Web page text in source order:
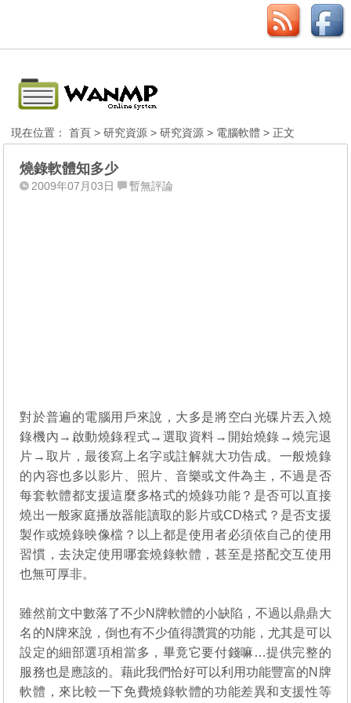
現在位置：首頁 >研究資源 >研究資源 > 電腦軟體 > 正文
燒錄軟體知多少
2009年07月03日 暫無評論
對於普遍的電腦用戶來說，大多是將空白光碟片丟入燒
錄機內→啟動燒錄程式→選取資料→開始燒錄→燒完退
片→取片，最後寫上名字或註解就大功告成。一般燒錄
的內容也多以影片、照片、音樂或文件為主，不過是否
每套軟體都支援這麼多格式的燒錄功能？是否可以直接
燒出一般家庭播放器能讀取的影片或CD格式？是否支援
製作或燒錄映像檔？以上都是使用者必須依自己的使用
習慣，去決定使用哪套燒錄軟體，甚至是搭配交互使用
也無可厚非。
雖然前文中數落了不少N牌軟體的小缺陷，不過以鼎鼎大
名的N牌來說，倒也有不少值得讚賞的功能，尤其是可以
設定的細部選項相當多，畢竟它要付錢嘛…提供完整的
服務也是應該的。藉此我們恰好可以利用功能豐富的N牌
軟體，來比較一下免費燒錄軟體的功能差異和支援性等